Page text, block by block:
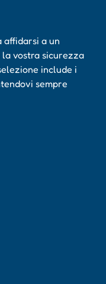
affidarsi a un
vostra sicurezza
include i
sempre